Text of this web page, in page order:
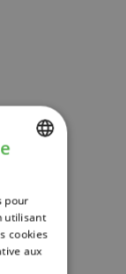
FRENCH
ENGLISH
pour
utilisant
cookies
aux